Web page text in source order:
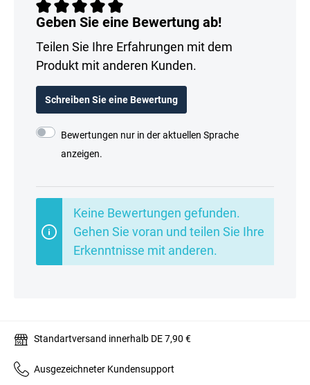
Geben Sie eine Bewertung ab!
Teilen Sie Ihre Erfahrungen mit dem
Produkt mit anderen Kunden.
Schreiben Sie eine Bewertung
Bewertungen nur in der aktuellen Sprache
anzeigen.
Keine Bewertungen gefunden.
Gehen Sie voran und teilen Sie Ihre
Erkenntnisse mit anderen.
Standartversand innerhalb DE 7,90 €
Ausgezeichneter Kundensupport